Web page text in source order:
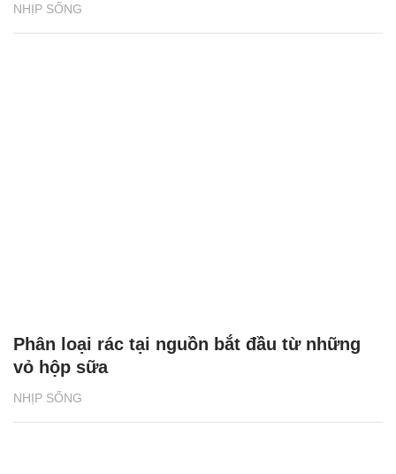
NHỊP SỐNG
NHỊP SỐNG
Phân loại rác tại nguồn bắt đầu từ những
vỏ hộp sữa